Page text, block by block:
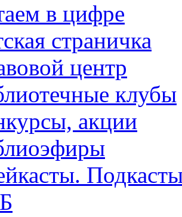
в цифре
страничка
центр
клубы
акции